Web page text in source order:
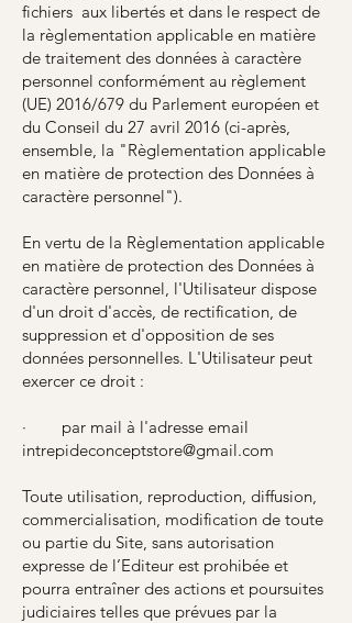
fichiers aux libertés et dans le respect de
la règlementation applicable en matière
de traitement des données à caractère
personnel conformément au règlement
(UE) 2016/679 du Parlement européen et
du Conseil du 27 avril 2016 (ci-après,
ensemble, la "Règlementation applicable
en matière de protection des Données à
caractère personnel").
En vertu de la Règlementation applicable
en matière de protection des Données à
caractère personnel, l'Utilisateur dispose
d'un droit d'accès, de rectification, de
suppression et d'opposition de ses
données personnelles. L'Utilisateur peut
exercer ce droit :
· par mail à l'adresse email
intrepideconceptstore@gmail.com
Toute utilisation, reproduction, diffusion,
commercialisation, modification de toute
ou partie du Site , sans autorisation
expresse de l’Editeur est prohibée et
pourra entraîner des actions et poursuites
judiciaires telles que prévues par la